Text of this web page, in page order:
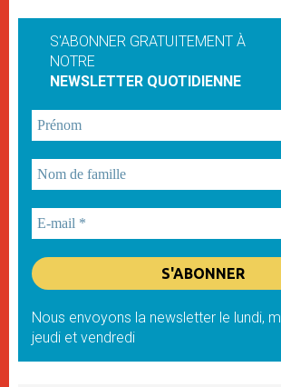
S'ABONNER GRATUITEMENT À
NOTRE
NEWSLETTER QUOTIDIENNE
Nous envoyons la newsletter le lundi,
jeudi et vendredi